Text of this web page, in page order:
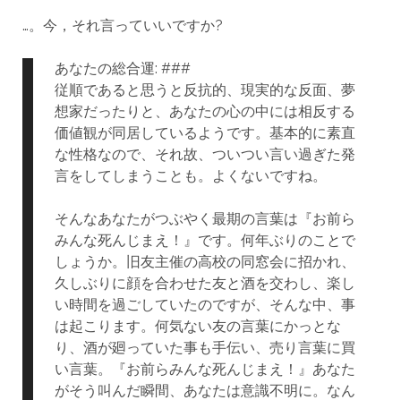
…。今，それ言っていいですか?
あなたの総合運: ###
従順であると思うと反抗的、現実的な反面、夢
想家だったりと、あなたの心の中には相反する
価値観が同居しているようです。基本的に素直
な性格なので、それ故、ついつい言い過ぎた発
言をしてしまうことも。よくないですね。
そんなあなたがつぶやく最期の言葉は『お前ら
みんな死んじまえ！』です。何年ぶりのことで
しょうか。旧友主催の高校の同窓会に招かれ、
久しぶりに顔を合わせた友と酒を交わし、楽し
い時間を過ごしていたのですが、そんな中、事
は起こります。何気ない友の言葉にかっとな
り、酒が廻っていた事も手伝い、売り言葉に買
い言葉。『お前らみんな死んじまえ！』あなた
がそう叫んだ瞬間、あなたは意識不明に。なん